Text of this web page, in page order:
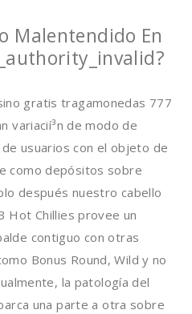
Malentendido En
variacií³n de modo de
usuarios con el objeto de
como depósitos sobre
después nuestro cabello
Hot Chillies provee un
contiguo con otras
Bonus Round, Wild y no
la patologí­a del
una parte a otra sobre